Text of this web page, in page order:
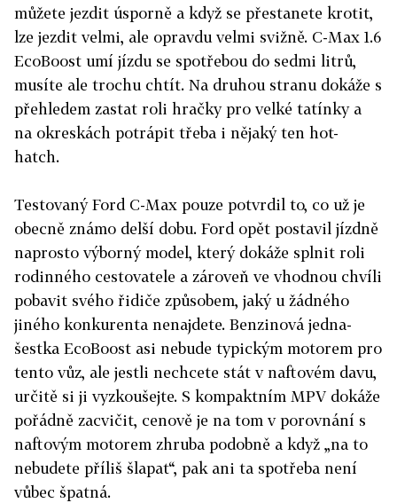
můžete jezdit úsporně a když se přestanete krotit,
lze jezdit velmi, ale opravdu velmi svižně. C-Max 1.6
EcoBoost umí jízdu se spotřebou do sedmi litrů,
musíte ale trochu chtít. Na druhou stranu dokáže s
přehledem zastat roli hračky pro velké tatínky a
na okreskách potrápit třeba i nějaký ten hot-
hatch.
Testovaný Ford C-Max pouze potvrdil to, co už je
obecně známo delší dobu. Ford opět postavil jízdně
naprosto výborný model, který dokáže splnit roli
rodinného cestovatele a zároveň ve vhodnou chvíli
pobavit svého řidiče způsobem, jaký u žádného
jiného konkurenta nenajdete. Benzinová jedna-
šestka EcoBoost asi nebude typickým motorem pro
tento vůz, ale jestli nechcete stát v naftovém davu,
určitě si ji vyzkoušejte. S kompaktním MPV dokáže
pořádně zacvičit, cenově je na tom v porovnání s
naftovým motorem zhruba podobně a když „na to
nebudete příliš šlapat“, pak ani ta spotřeba není
vůbec špatná.